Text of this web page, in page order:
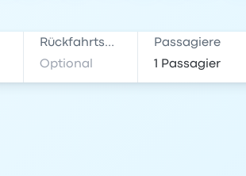
Rückfahrtsdatum Passagiere